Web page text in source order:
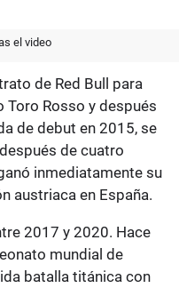
el video
de Red Bull para
Toro Rosso y después
de debut en 2015, se
de cuatro
inmediatamente su
austriaca en España.
2017 y 2020. Hace
mundial de
batalla titánica con